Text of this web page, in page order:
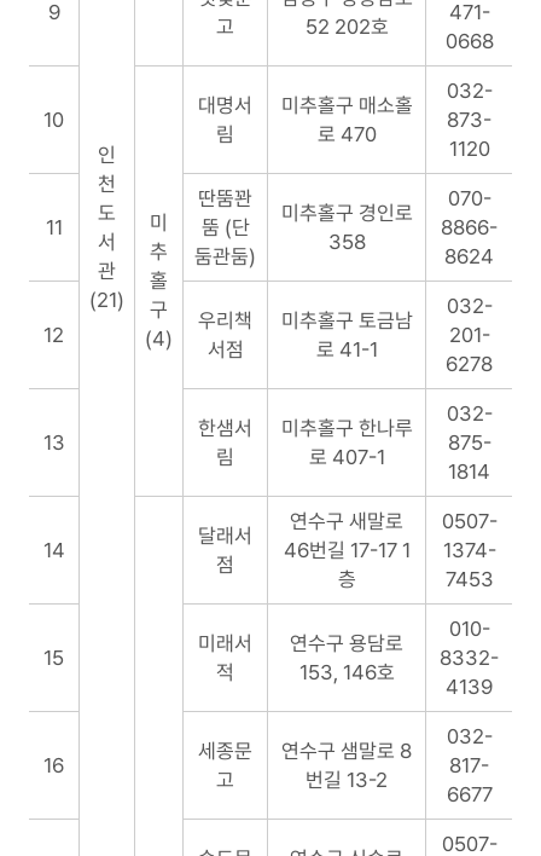
인
천
도
서
관
(21)
9
고
52 202호
471-
0668
10
미
추
홀
구
(4)
대명서
림
미추홀구 매소홀
로 470
032-
873-
1120
11
딴뚬꽌
뚬 (단
둠관둠)
미추홀구 경인로
358
070-
8866-
8624
12
우리책
서점
미추홀구 토금남
로 41-1
032-
201-
6278
13
한샘서
림
미추홀구 한나루
로 407-1
032-
875-
1814
14
달래서
점
연수구 새말로
46번길 17-17 1
층
0507-
1374-
7453
15
미래서
적
연수구 용담로
153, 146호
010-
8332-
4139
16
세종문
고
연수구 샘말로 8
번길 13-2
032-
817-
6677
0507-